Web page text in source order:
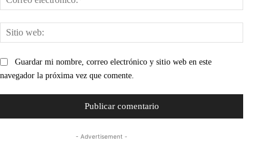
web:
Guardar mi nombre, correo electrónico y sitio web en este
navegador la próxima vez que comente.
- Advertisement -